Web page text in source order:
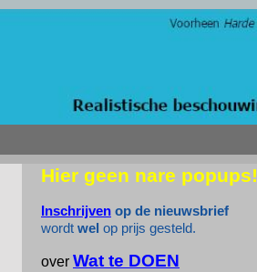
Hier geen nare popups!
Inschrijven op de nieuwsbrief
wordt wel op prijs gesteld.
over Wat te DOEN